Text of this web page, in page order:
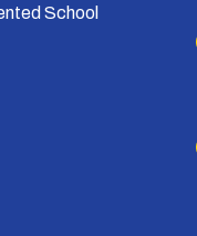
School